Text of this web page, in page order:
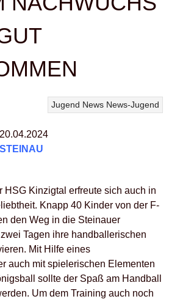
Jugend News News-Jugend
20.04.2024
STEINAU
HSG Kinzigtal erfreute sich auch in
Knapp 40 Kinder von der F-
den Weg in die Steinauer
Tagen ihre handballerischen
Mit Hilfe eines
auch mit spielerischen Elementen
sollte der Spaß am Handball
Um dem Training auch noch